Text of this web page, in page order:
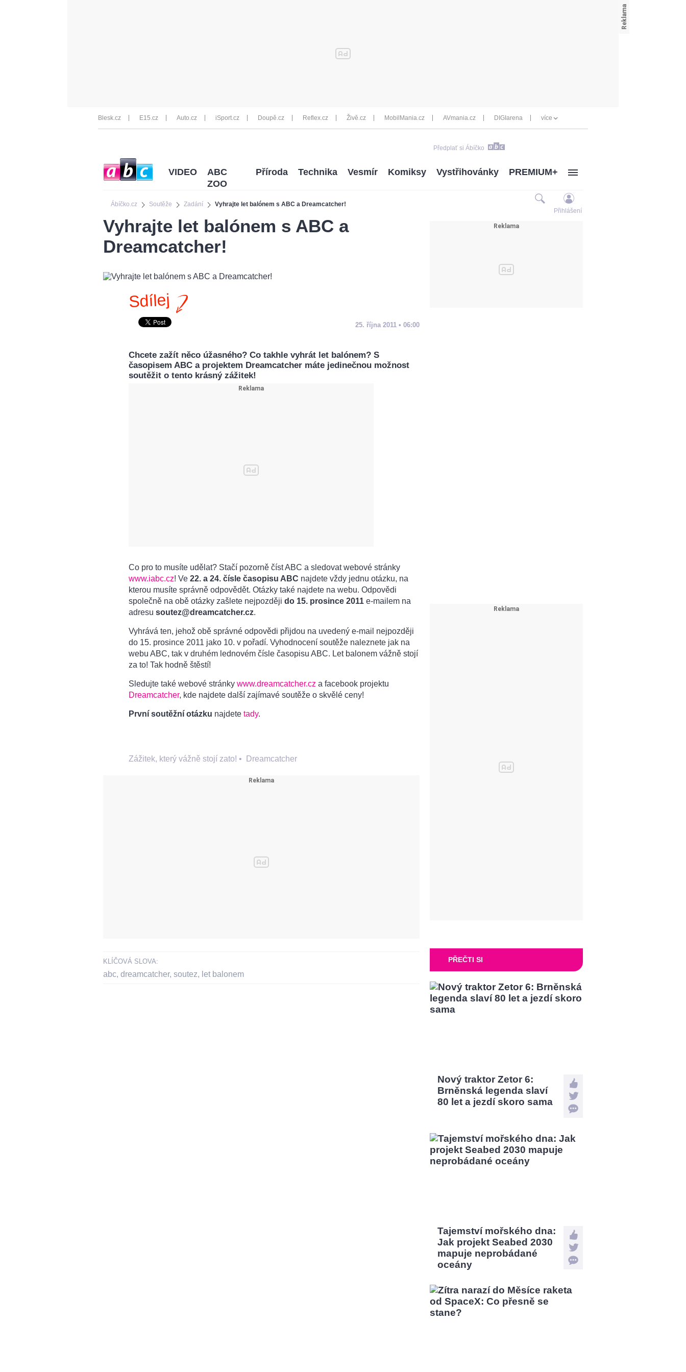
Blesk.cz E15.cz Auto.cz iSport.cz Doupě.cz Reflex.cz Živě.cz MobilMania.cz AVmania.cz DIGIarena více
Předplať si Ábíčko
Ábíčko.cz Soutěže Zadání Vyhrajte let balónem s ABC a Dreamcatcher!
VIDEO
ABC
ZOO
Příroda Technika Vesmír Komiksy Vystřihovánky PREMIUM+
Přihlášení
Vyhrajte let balónem s ABC a
Dreamcatcher!
Sdílej
25. října 2011 • 06:00
Chcete zažít něco úžasného? Co takhle vyhrát let balónem? S
časopisem ABC a projektem Dreamcatcher máte jedinečnou možnost
soutěžit o tento krásný zážitek!
Co pro to musíte udělat? Stačí pozorně číst ABC a sledovat webové stránky
www.iabc.cz! Ve 22. a 24. čísle časopisu ABC najdete vždy jednu otázku, na
kterou musíte správně odpovědět. Otázky také najdete na webu. Odpovědi
společně na obě otázky zašlete nejpozději do 15. prosince 2011 e-mailem na
adresu soutez@dreamcatcher.cz.
Vyhrává ten, jehož obě správné odpovědi přijdou na uvedený e-mail nejpozději
do 15. prosince 2011 jako 10. v pořadí. Vyhodnocení soutěže naleznete jak na
webu ABC, tak v druhém lednovém čísle časopisu ABC. Let balonem vážně stojí
za to! Tak hodně štěstí!
Sledujte také webové stránky www.dreamcatcher.cz a facebook projektu
Dreamcatcher, kde najdete další zajímavé soutěže o skvělé ceny!
První soutěžní otázku najdete tady.
Zážitek, který vážně stojí zato! • Dreamcatcher
KLÍČOVÁ SLOVA:
abc, dreamcatcher, soutez, let balonem
PŘEČTI SI
Nový traktor Zetor 6:
Brněnská legenda slaví
80 let a jezdí skoro sama
Tajemství mořského dna:
Jak projekt Seabed 2030
mapuje neprobádané
oceány